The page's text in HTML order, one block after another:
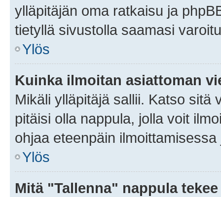
ylläpitäjän oma ratkaisu ja
tietyllä sivustolla saamasi
Ylös
Kuinka ilmoitan asiattoman
Mikäli ylläpitäjä sallii. Katso sitä
pitäisi olla nappula, jolla voit
ohjaa eteenpäin
Ylös
Mitä "Tallenna" nappula